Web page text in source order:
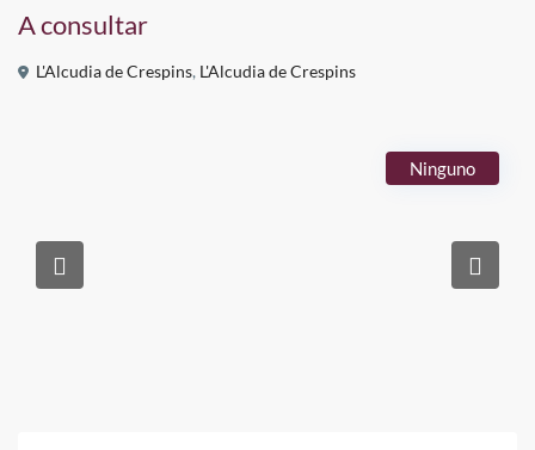
A consultar
L'Alcudia de Crespins, L'Alcudia de Crespins
Ninguno